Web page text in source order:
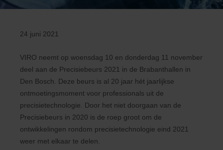
24 juni 2021
VIRO neemt op woensdag 10 en donderdag 11 november
deel aan de Precisiebeurs 2021 in de Brabanthallen in
Den Bosch. Deze beurs is al 20 jaar hét jaarlijkse
ontmoetingsmoment voor professionals uit de
precisietechnologie. Door het niet doorgaan van de
Precisiebeurs in 2020 is de roep groot om de
ontwikkelingen rondom precisietechnologie eind 2021
weer met elkaar te delen.